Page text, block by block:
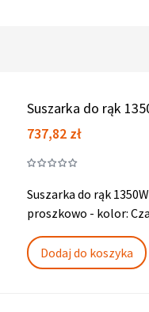
Suszarka do rąk
Cena
737,82 zł
Suszarka do rąk
proszkowo - kolor:
Dodaj do koszyka